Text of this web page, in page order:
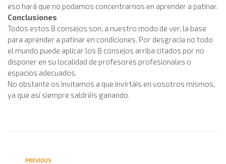
eso hará que no podamos concentrarnos en aprender a patinar.
Conclusiones
Todos estos 8 consejos son, a nuestro modo de ver, la base
para aprender a patinar en condiciones. Por desgracia no todo
el mundo puede aplicar los 8 consejos arriba citados por no
disponer en su localidad de profesores profesionales o
espacios adecuados.
No obstante os invitamos a que invirtáis en vosotros mismos,
ya que así siempre saldréis ganando.
PREVIOUS